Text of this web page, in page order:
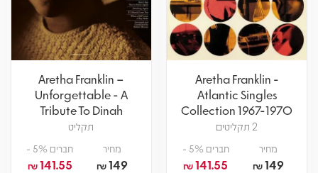
Aretha Franklin -
Atlantic Singles
Collection 1967-1970
2 תקליטים
מחיר
149
₪
חברים 5% -
141.55
₪
Aretha Franklin –
Unforgettable - A
Tribute To Dinah
Washington
תקליט
מחיר
149
₪
חברים 5% -
141.55
₪